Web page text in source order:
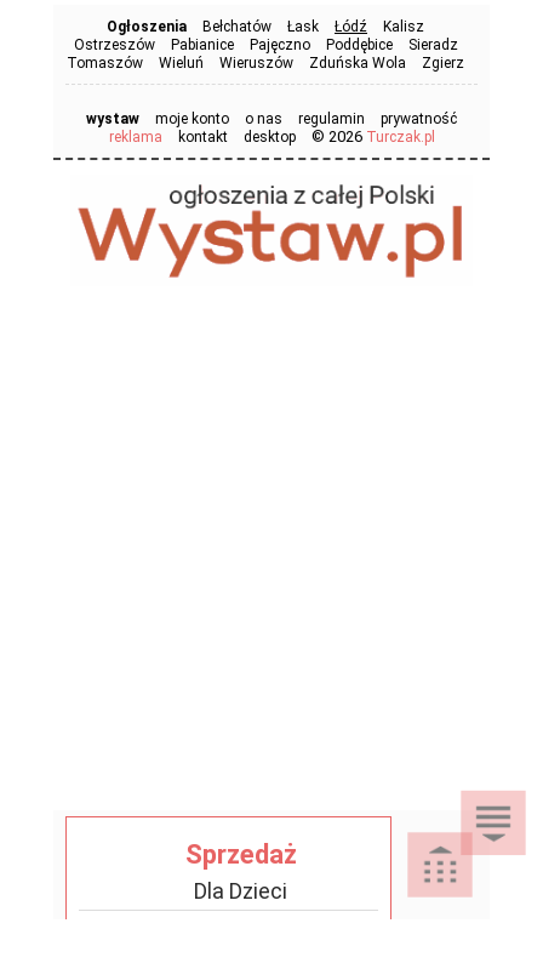
Ogłoszenia Bełchatów Łask Łódź
Kalisz
Ostrzeszów
Pabianice Pajęczno Poddębice
Sieradz
Tomaszów
Wieluń Wieruszów Zduńska Wola Zgierz
wystaw moje konto o nas regulamin
prywatność
reklama
kontakt desktop © 2026 Turczak.pl
Sprzedaż
Dla Dzieci